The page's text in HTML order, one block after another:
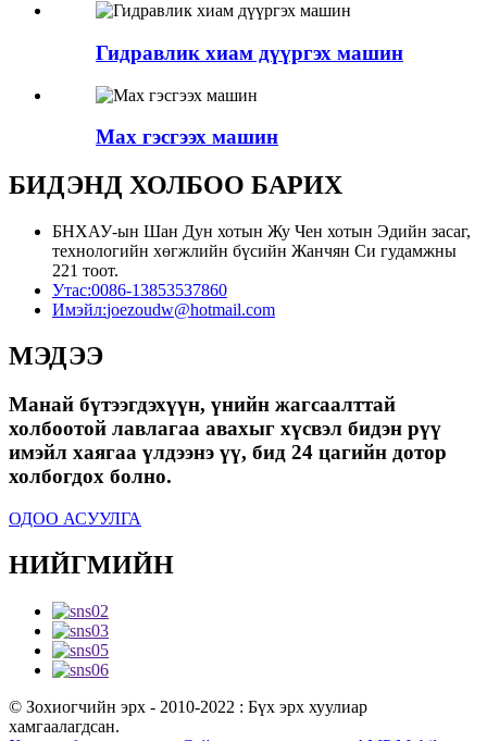
Гидравлик хиам дүүргэх машин
Мах гэсгээх машин
БИДЭНД ХОЛБОО БАРИХ
БНХАУ-ын Шан Дун хотын Жу Чен хотын Эдийн засаг,
технологийн хөгжлийн бүсийн Жанчян Си гудамжны
221 тоот.
Утас:0086-13853537860
Имэйл:joezoudw@hotmail.com
МЭДЭЭ
Манай бүтээгдэхүүн, үнийн жагсаалттай
холбоотой лавлагаа авахыг хүсвэл бидэн рүү
имэйл хаягаа үлдээнэ үү, бид 24 цагийн дотор
холбогдох болно.
ОДОО АСУУЛГА
НИЙГМИЙН
© Зохиогчийн эрх - 2010-2022 : Бүх эрх хуулиар
хамгаалагдсан.